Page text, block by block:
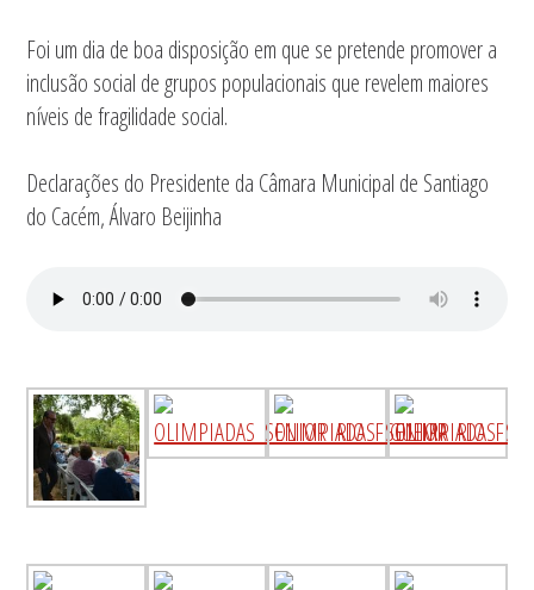
Foi um dia de boa disposição em que se pretende promover a
inclusão social de grupos populacionais que revelem maiores
níveis de fragilidade social.
Declarações do Presidente da Câmara Municipal de Santiago
do Cacém, Álvaro Beijinha